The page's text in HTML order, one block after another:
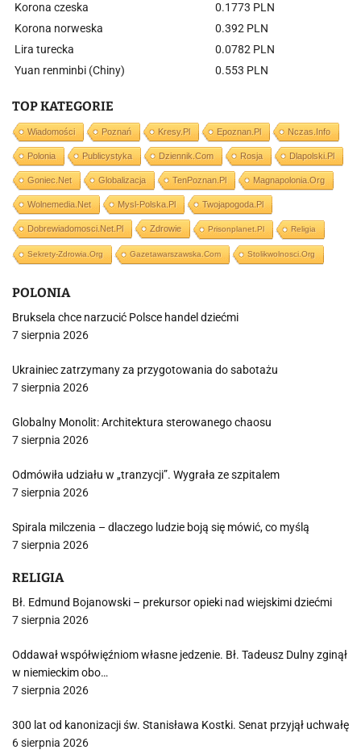
Korona czeska
0.1773 PLN
Korona norweska
0.392 PLN
Lira turecka
0.0782 PLN
Yuan renminbi (Chiny)
0.553 PLN
TOP KATEGORIE
Wiadomości Poznań Kresy.pl Epoznan.pl Nczas.info
Polonia Publicystyka Dziennik.com Rosja Dlapolski.pl
Goniec.net Globalizacja TenPoznan.pl Magnapolonia.org
Wolnemedia.net Mysl-Polska.pl Twojapogoda.pl
Dobrewiadomosci.net.pl Zdrowie Prisonplanet.pl Religia
Sekrety-Zdrowia.org Gazetawarszawska.com Stolikwolnosci.org
POLONIA
Bruksela chce narzucić Polsce handel dziećmi
7 sierpnia 2026
Ukrainiec zatrzymany za przygotowania do sabotażu
7 sierpnia 2026
Globalny Monolit: Architektura sterowanego chaosu
7 sierpnia 2026
Odmówiła udziału w „tranzycji”. Wygrała ze szpitalem
7 sierpnia 2026
Spirala milczenia – dlaczego ludzie boją się mówić, co myślą
7 sierpnia 2026
RELIGIA
Bł. Edmund Bojanowski – prekursor opieki nad wiejskimi dziećmi
7 sierpnia 2026
Oddawał współwięźniom własne jedzenie. Bł. Tadeusz Dulny zginął
w niemieckim obo…
7 sierpnia 2026
300 lat od kanonizacji św. Stanisława Kostki. Senat przyjął uchwałę
6 sierpnia 2026